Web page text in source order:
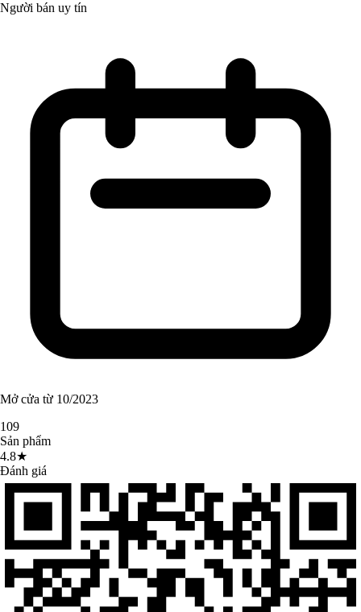
Người bán uy tín
Mở cửa từ 10/2023
109
Sản phẩm
4.8★
Đánh giá